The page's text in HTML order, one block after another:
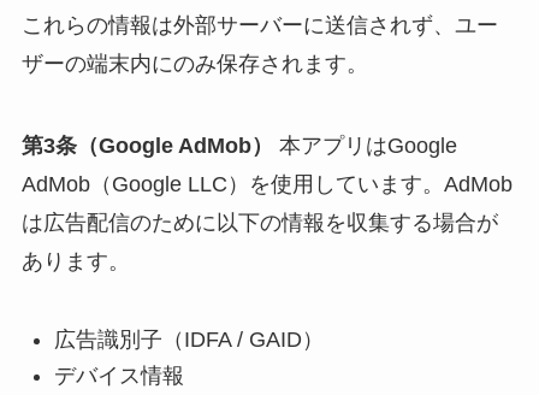
これらの情報は外部サーバーに送信されず、ユー
ザーの端末内にのみ保存されます。
第3条（Google AdMob）
本アプリはGoogle
AdMob（Google LLC）を使用しています。AdMob
は広告配信のために以下の情報を収集する場合が
あります。
広告識別子（IDFA / GAID）
デバイス情報